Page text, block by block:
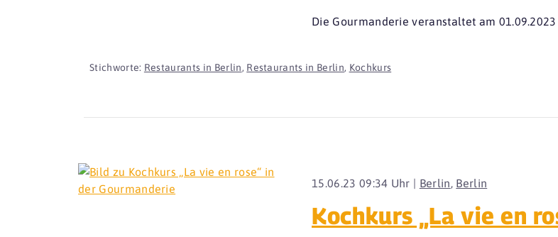
Die Gourmanderie veranstaltet am
Stichworte: Restaurants in Berlin, Restaurants in Berlin, Kochkurs
15.06.23 09:34 Uhr | Berlin, Berlin
Kochkurs „La vie en